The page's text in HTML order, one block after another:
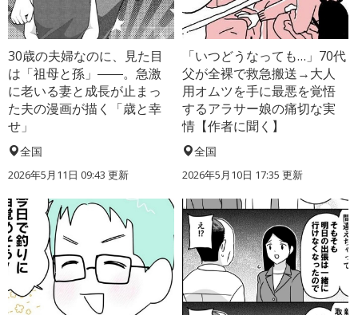
30歳の夫婦なのに、見た目
は「祖母と孫」――。急激
に老いる妻と成長が止まっ
た夫の漫画が描く「歳と幸
せ」
全国
2026年5月11日 09:43 更新
「いつどうなっても…」70代
父が全裸で救急搬送→大人
用オムツを手に最悪を覚悟
するアラサー娘の痛切な実
情【作者に聞く】
全国
2026年5月10日 17:35 更新